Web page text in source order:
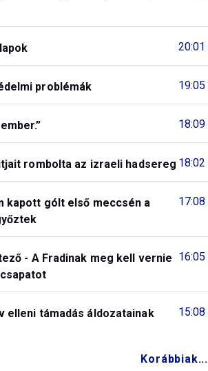
20:01
19:05
problémák
18:09
18:02
rombolta az izraeli hadsereg
17:08
kapott gólt első meccsén a
16:05
- A Fradinak meg kell vernie
15:08
elleni támadás áldozatainak
Korábbiak...